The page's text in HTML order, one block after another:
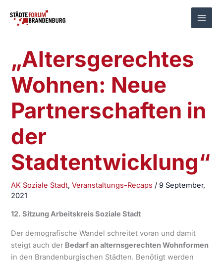
Inhalt
„Altersgerechtes
Wohnen: Neue
Partnerschaften in
der
Stadtentwicklung“
AK Soziale Stadt,Veranstaltungs-Recaps / 9 September,
2021
12. Sitzung Arbeitskreis Soziale Stadt
Der demografische Wandel schreitet voran und damit
steigt auch der Bedarf an alternsgerechten Wohnformen
in den Brandenburgischen Städten. Benötigt werden